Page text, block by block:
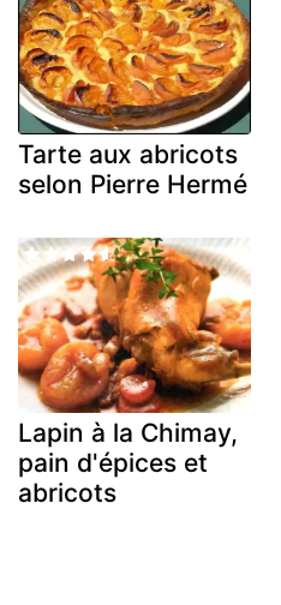
Tarte aux abricots
selon Pierre Hermé
Lapin à la Chimay,
pain d'épices et
abricots